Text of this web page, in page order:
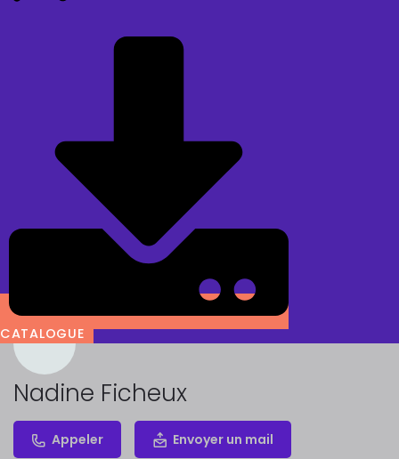
CATALOGUE
Nadine Ficheux
Appeler Envoyer un mail